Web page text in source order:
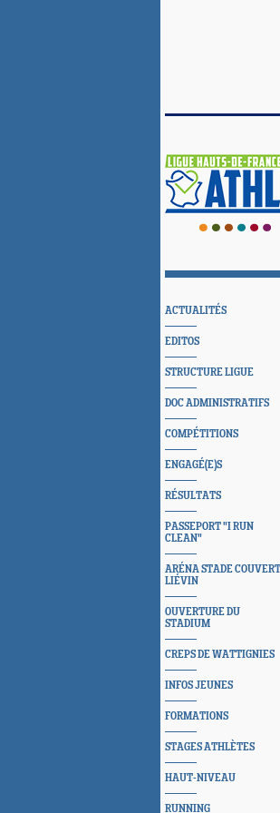
ACTUALITÉS
EDITOS
STRUCTURE LIGUE
DOC ADMINISTRATIFS
COMPÉTITIONS
ENGAGÉ(E)S
RÉSULTATS
PASSEPORT "I RUN
CLEAN"
ARÉNA STADE COUVERT
LIÉVIN
OUVERTURE DU
STADIUM
CREPS DE WATTIGNIES
INFOS JEUNES
FORMATIONS
STAGES ATHLÈTES
HAUT-NIVEAU
RUNNING